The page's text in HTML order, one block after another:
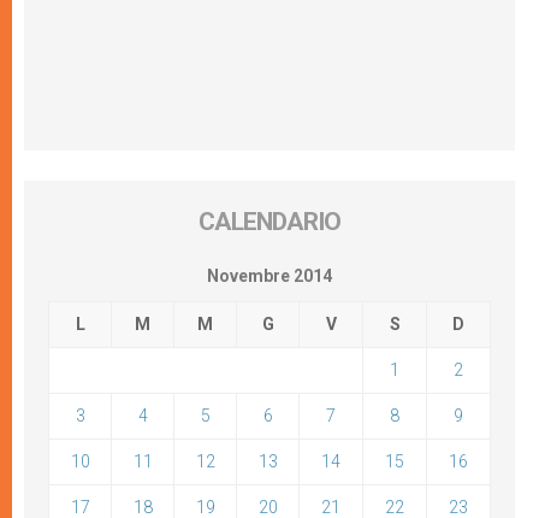
CALENDARIO
Novembre 2014
L M M G V S D
1 2
3 4 5 6 7 8 9
10 11 12 13 14 15 16
17 18 19 20 21 22 23